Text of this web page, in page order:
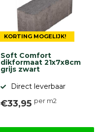
KORTING MOGELIJK!
Soft Comfort
dikformaat 21x7x8cm
grijs zwart
Direct leverbaar
€33,95 per m2